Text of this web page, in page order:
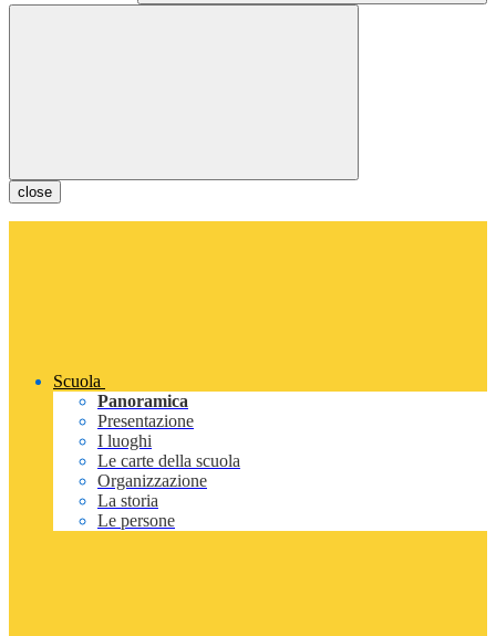
close
Scuola
Panoramica
Presentazione
I luoghi
Le carte della scuola
Organizzazione
La storia
Le persone